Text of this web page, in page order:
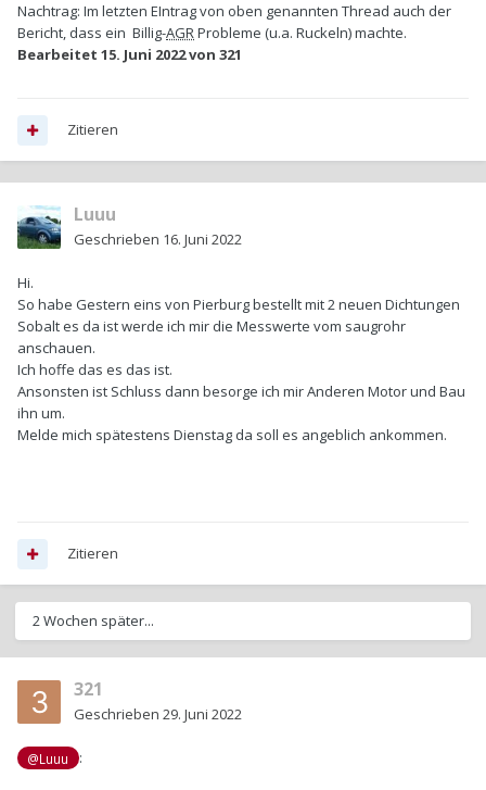
Nachtrag: Im letzten EIntrag von oben genannten Thread auch der
Bericht, dass ein Billig-AGRProbleme (u.a. Ruckeln) machte.
Bearbeitet 15. Juni 2022von 321
Zitieren
Luuu
Geschrieben 16. Juni 2022
Hi.
So habe Gestern eins von Pierburg bestellt mit 2 neuen Dichtungen
Sobalt es da ist werde ich mir die Messwerte vom saugrohr
anschauen.
Ich hoffe das es das ist.
Ansonsten ist Schluss dann besorge ich mir Anderen Motor und Bau
ihn um.
Melde mich spätestens Dienstag da soll es angeblich ankommen.
Zitieren
2 Wochen später...
321
Geschrieben 29. Juni 2022
@Luuu :